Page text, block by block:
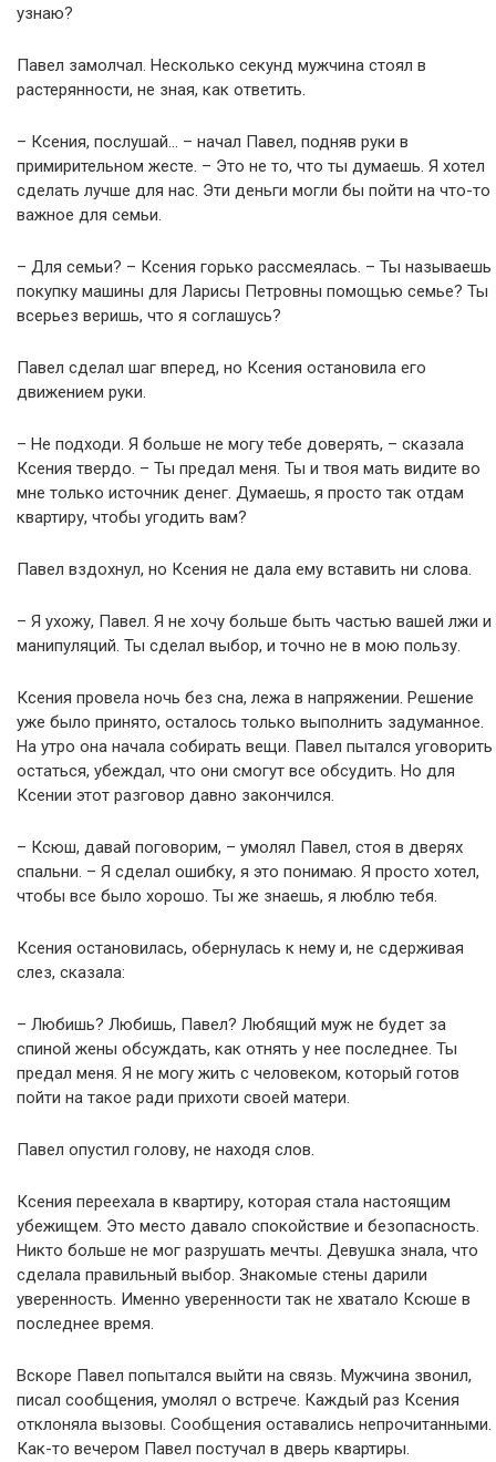
узнаю?
Павел замолчал. Несколько секунд мужчина стоял в
растерянности, не зная, как ответить.
– Ксения, послушай… – начал Павел, подняв руки в
примирительном жесте. – Это не то, что ты думаешь. Я хотел
сделать лучше для нас. Эти деньги могли бы пойти на что-то
важное для семьи.
– Для семьи? – Ксения горько рассмеялась. – Ты называешь
покупку машины для Ларисы Петровны помощью семье? Ты
всерьез веришь, что я соглашусь?
Павел сделал шаг вперед, но Ксения остановила его
движением руки.
– Не подходи. Я больше не могу тебе доверять, – сказала
Ксения твердо. – Ты предал меня. Ты и твоя мать видите во
мне только источник денег. Думаешь, я просто так отдам
квартиру, чтобы угодить вам?
Павел вздохнул, но Ксения не дала ему вставить ни слова.
– Я ухожу, Павел. Я не хочу больше быть частью вашей лжи и
манипуляций. Ты сделал выбор, и точно не в мою пользу.
Ксения провела ночь без сна, лежа в напряжении. Решение
уже было принято, осталось только выполнить задуманное.
На утро она начала собирать вещи. Павел пытался уговорить
остаться, убеждал, что они смогут все обсудить. Но для
Ксении этот разговор давно закончился.
– Ксюш, давай поговорим, – умолял Павел, стоя в дверях
спальни. – Я сделал ошибку, я это понимаю. Я просто хотел,
чтобы все было хорошо. Ты же знаешь, я люблю тебя.
Ксения остановилась, обернулась к нему и, не сдерживая
слез, сказала:
– Любишь? Любишь, Павел? Любящий муж не будет за
спиной жены обсуждать, как отнять у нее последнее. Ты
предал меня. Я не могу жить с человеком, который готов
пойти на такое ради прихоти своей матери.
Павел опустил голову, не находя слов.
Ксения переехала в квартиру, которая стала настоящим
убежищем. Это место давало спокойствие и безопасность.
Никто больше не мог разрушать мечты. Девушка знала, что
сделала правильный выбор. Знакомые стены дарили
уверенность. Именно уверенности так не хватало Ксюше в
последнее время.
Вскоре Павел попытался выйти на связь. Мужчина звонил,
писал сообщения, умолял о встрече. Каждый раз Ксения
отклоняла вызовы. Сообщения оставались непрочитанными.
Как-то вечером Павел постучал в дверь квартиры.